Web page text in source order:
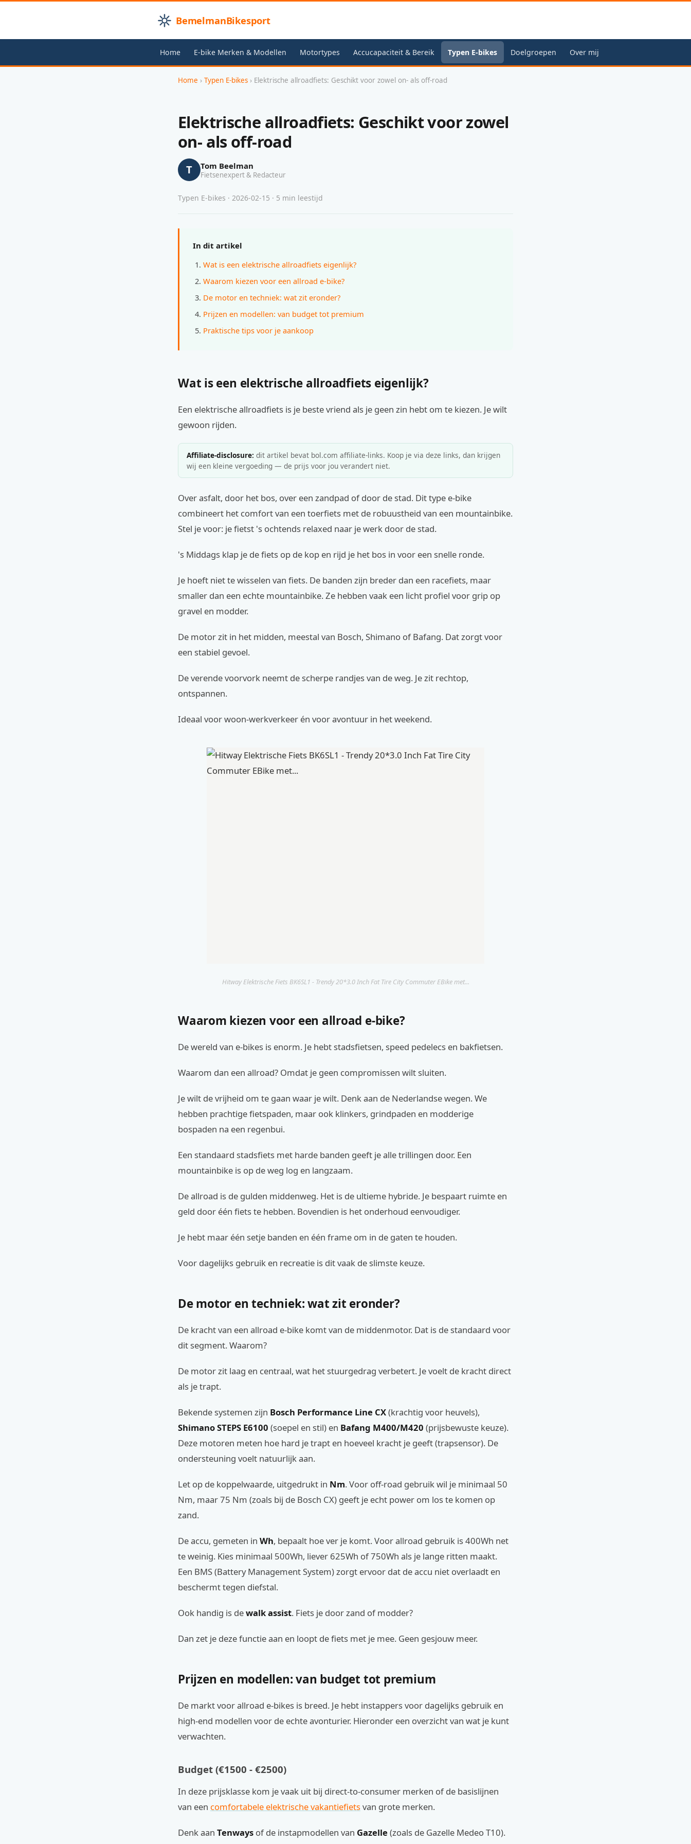
BemelmanBikesport
Home E-bike Merken & Modellen Motortypes Accucapaciteit & Bereik Typen E-bikes Doelgroepen Over mij
Home › Typen E-bikes › Elektrische allroadfiets: Geschikt voor zowel on- als off-road
Elektrische allroadfiets: Geschikt voor zowel
on- als off-road
T Tom Beelman
Fietsenexpert & Redacteur
Typen E-bikes · 2026-02-15 · 5 min leestijd
In dit artikel
Wat is een elektrische allroadfiets eigenlijk?
Waarom kiezen voor een allroad e-bike?
De motor en techniek: wat zit eronder?
Prijzen en modellen: van budget tot premium
Praktische tips voor je aankoop
Wat is een elektrische allroadfiets eigenlijk?
Een elektrische allroadfiets is je beste vriend als je geen zin hebt om te kiezen. Je wilt
gewoon rijden.
Affiliate-disclosure: dit artikel bevat bol.com affiliate-links. Koop je via deze links, dan krijgen
wij een kleine vergoeding — de prijs voor jou verandert niet.
Over asfalt, door het bos, over een zandpad of door de stad. Dit type e-bike
combineert het comfort van een toerfiets met de robuustheid van een mountainbike.
Stel je voor: je fietst 's ochtends relaxed naar je werk door de stad.
's Middags klap je de fiets op de kop en rijd je het bos in voor een snelle ronde.
Je hoeft niet te wisselen van fiets. De banden zijn breder dan een racefiets, maar
smaller dan een echte mountainbike. Ze hebben vaak een licht profiel voor grip op
gravel en modder.
De motor zit in het midden, meestal van Bosch, Shimano of Bafang. Dat zorgt voor
een stabiel gevoel.
De verende voorvork neemt de scherpe randjes van de weg. Je zit rechtop,
ontspannen.
Ideaal voor woon-werkverkeer én voor avontuur in het weekend.
Hitway Elektrische Fiets BK6SL1 - Trendy 20*3.0 Inch Fat Tire City Commuter EBike met...
Waarom kiezen voor een allroad e-bike?
De wereld van e-bikes is enorm. Je hebt stadsfietsen, speed pedelecs en bakfietsen.
Waarom dan een allroad? Omdat je geen compromissen wilt sluiten.
Je wilt de vrijheid om te gaan waar je wilt. Denk aan de Nederlandse wegen. We
hebben prachtige fietspaden, maar ook klinkers, grindpaden en modderige
bospaden na een regenbui.
Een standaard stadsfiets met harde banden geeft je alle trillingen door. Een
mountainbike is op de weg log en langzaam.
De allroad is de gulden middenweg. Het is de ultieme hybride. Je bespaart ruimte en
geld door één fiets te hebben. Bovendien is het onderhoud eenvoudiger.
Je hebt maar één setje banden en één frame om in de gaten te houden.
Voor dagelijks gebruik en recreatie is dit vaak de slimste keuze.
De motor en techniek: wat zit eronder?
De kracht van een allroad e-bike komt van de middenmotor. Dat is de standaard voor
dit segment. Waarom?
De motor zit laag en centraal, wat het stuurgedrag verbetert. Je voelt de kracht direct
als je trapt.
Bekende systemen zijn Bosch Performance Line CX(krachtig voor heuvels),
Shimano STEPS E6100 (soepel en stil) en Bafang M400/M420 (prijsbewuste keuze).
Deze motoren meten hoe hard je trapt en hoeveel kracht je geeft (trapsensor). De
ondersteuning voelt natuurlijk aan.
Let op de koppelwaarde, uitgedrukt in Nm. Voor off-road gebruik wil je minimaal 50
Nm, maar 75 Nm (zoals bij de Bosch CX) geeft je echt power om los te komen op
zand.
De accu, gemeten in Wh, bepaalt hoe ver je komt. Voor allroad gebruik is 400Wh net
te weinig. Kies minimaal 500Wh, liever 625Wh of 750Wh als je lange ritten maakt.
Een BMS (Battery Management System) zorgt ervoor dat de accu niet overlaadt en
beschermt tegen diefstal.
Ook handig is dewalk assist. Fiets je door zand of modder?
Dan zet je deze functie aan en loopt de fiets met je mee. Geen gesjouw meer.
Prijzen en modellen: van budget tot premium
De markt voor allroad e-bikes is breed. Je hebt instappers voor dagelijks gebruik en
high-end modellen voor de echte avonturier. Hieronder een overzicht van wat je kunt
verwachten.
Budget (€1500 - €2500)
In deze prijsklasse kom je vaak uit bij direct-to-consumer merken of de basislijnen
van een comfortabele elektrische vakantiefietsvan grote merken.
Denk aan Tenways of de instapmodellen van Gazelle(zoals de Gazelle Medeo T10).